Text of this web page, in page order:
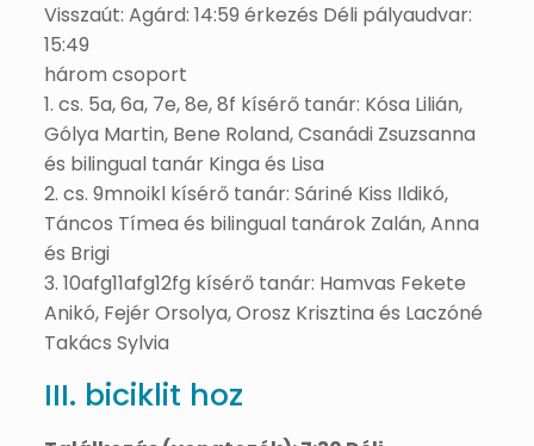
Visszaút: Agárd: 14:59 érkezés Déli pályaudvar:
15:49
három csoport
1. cs. 5a, 6a, 7e, 8e, 8f kísérő tanár: Kósa Lilián,
Gólya Martin, Bene Roland, Csanádi Zsuzsanna
és bilingual tanár Kinga és Lisa
2. cs. 9mnoikl kísérő tanár: Sáriné Kiss Ildikó,
Táncos Tímea és bilingual tanárok Zalán, Anna
és Brigi
3. 10afg11afg12fg kísérő tanár: Hamvas Fekete
Anikó, Fejér Orsolya, Orosz Krisztina és Laczóné
Takács Sylvia
III. biciklit hoz